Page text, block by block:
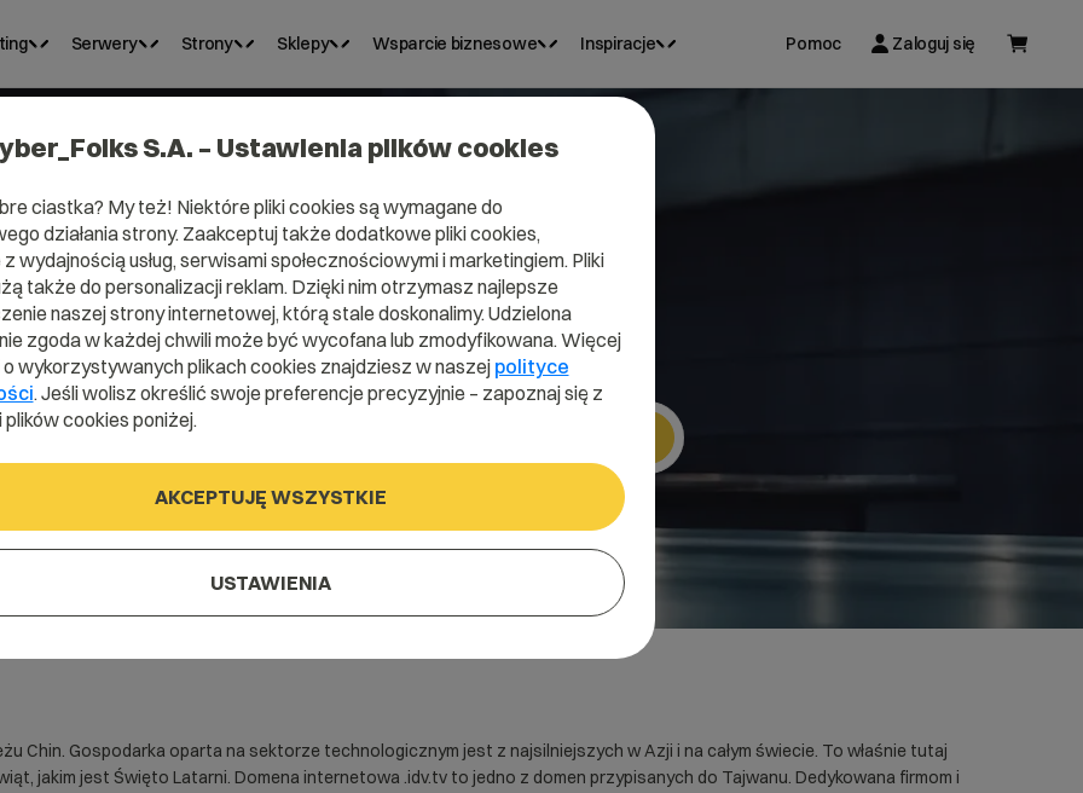
Serwery Strony Sklepy Wsparcie biznesowe Inspiracje Pomoc Zaloguj się
.idv.tw
adres www z domeną tajwańską
Chin. Gospodarka oparta na sektorze technologicznym jest z najsilniejszych w Azji i na całym świecie. To właśnie tutaj
jakim jest Święto Latarni. Domena internetowa .idv.tv to jedno z domen przypisanych do Tajwanu. Dedykowana firmom i
S.A. – Ustawienia plików cookies
ciastka? My też! Niektóre pliki cookies są wymagane do
działania strony. Zaakceptuj także dodatkowe pliki cookies,
wydajnością usług, serwisami społecznościowymi i marketingiem. Pliki
także do personalizacji reklam. Dzięki nim otrzymasz najlepsze
naszej strony internetowej, którą stale doskonalimy. Udzielona
zgoda w każdej chwili może być wycofana lub zmodyfikowana. Więcej
wykorzystywanych plikach cookies znajdziesz w naszej polityce
. Jeśli wolisz określić swoje preferencje precyzyjnie – zapoznaj się z
cookies poniżej.
AKCEPTUJĘ WSZYSTKIE
USTAWIENIA